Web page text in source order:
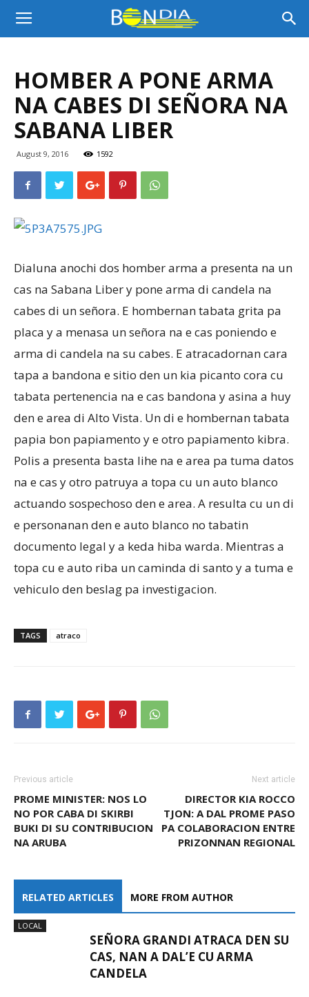
Bon
Aruba
Aruba
HOMBER A PONE ARMA
NA CABES DI SEÑORA NA
SABANA LIBER
August 9, 2016 1592
Dialuna anochi dos homber arma a presenta na un
cas na Sabana Liber y pone arma di candela na
cabes di un señora. E hombernan tabata grita pa
placa y a menasa un señora na e cas poniendo e
arma di candela na su cabes. E atracadornan cara
tapa a bandona e sitio den un kia picanto cora cu
tabata pertenencia na e cas bandona y asina a huy
den e area di Alto Vista. Un di e hombernan tabata
papia bon papiamento y e otro papiamento kibra.
Polis a presenta basta lihe na e area pa tuma datos
na e cas y otro patruya a topa cu un auto blanco
actuando sospechoso den e area. A resulta cu un di
e personanan den e auto blanco no tabatin
documento legal y a keda hiba warda. Mientras a
topa cu e auto riba un caminda di santo y a tuma e
vehiculo den beslag pa investigacion.
TAGS atraco
Previous article
PROME MINISTER: NOS LO
NO POR CABA DI SKIRBI
BUKI DI SU CONTRIBUCION
NA ARUBA
Next article
DIRECTOR KIA ROCCO
TJON: A DAL PROME PASO
PA COLABORACION ENTRE
PRIZONNAN REGIONAL
RELATED ARTICLES MORE FROM AUTHOR
LOCAL
SEÑORA GRANDI ATRACA DEN SU
CAS, NAN A DAL’E CU ARMA
CANDELA